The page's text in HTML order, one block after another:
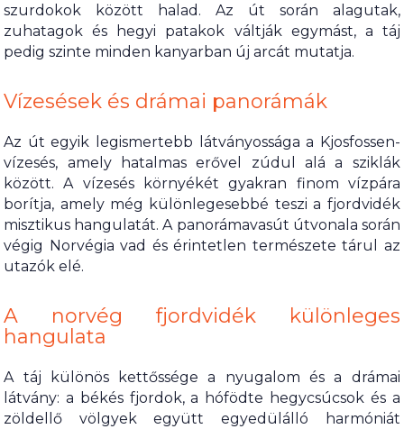
szurdokok között halad. Az út során alagutak,
zuhatagok és hegyi patakok váltják egymást, a táj
pedig szinte minden kanyarban új arcát mutatja.
Vízesések és drámai panorámák
Az út egyik legismertebb látványossága a Kjosfossen-
vízesés, amely hatalmas erővel zúdul alá a sziklák
között. A vízesés környékét gyakran finom vízpára
borítja, amely még különlegesebbé teszi a fjordvidék
misztikus hangulatát. A panorámavasút útvonala során
végig Norvégia vad és érintetlen természete tárul az
utazók elé.
A norvég fjordvidék különleges
hangulata
A táj különös kettőssége a nyugalom és a drámai
látvány: a békés fjordok, a hófödte hegycsúcsok és a
zöldellő völgyek együtt egyedülálló harmóniát